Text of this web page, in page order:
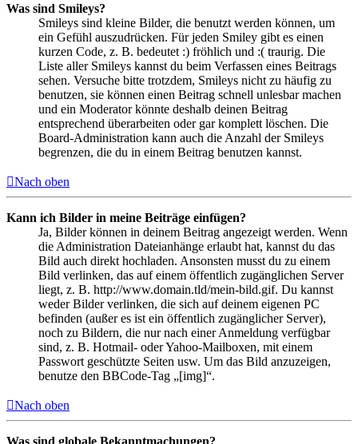
Was sind Smileys?
Smileys sind kleine Bilder, die benutzt werden können, um
ein Gefühl auszudrücken. Für jeden Smiley gibt es einen
kurzen Code, z. B. bedeutet :) fröhlich und :( traurig. Die
Liste aller Smileys kannst du beim Verfassen eines Beitrags
sehen. Versuche bitte trotzdem, Smileys nicht zu häufig zu
benutzen, sie können einen Beitrag schnell unlesbar machen
und ein Moderator könnte deshalb deinen Beitrag
entsprechend überarbeiten oder gar komplett löschen. Die
Board-Administration kann auch die Anzahl der Smileys
begrenzen, die du in einem Beitrag benutzen kannst.
Nach oben
Kann ich Bilder in meine Beiträge einfügen?
Ja, Bilder können in deinem Beitrag angezeigt werden. Wenn
die Administration Dateianhänge erlaubt hat, kannst du das
Bild auch direkt hochladen. Ansonsten musst du zu einem
Bild verlinken, das auf einem öffentlich zugänglichen Server
liegt, z. B. http://www.domain.tld/mein-bild.gif. Du kannst
weder Bilder verlinken, die sich auf deinem eigenen PC
befinden (außer es ist ein öffentlich zugänglicher Server),
noch zu Bildern, die nur nach einer Anmeldung verfügbar
sind, z. B. Hotmail- oder Yahoo-Mailboxen, mit einem
Passwort geschützte Seiten usw. Um das Bild anzuzeigen,
benutze den BBCode-Tag „[img]“.
Nach oben
Was sind globale Bekanntmachungen?